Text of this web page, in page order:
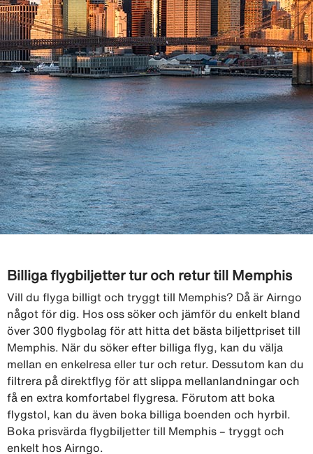
Billiga flygbiljetter tur och retur till Memphis
Vill du flyga billigt och tryggt till Memphis? Då är Airngo
något för dig. Hos oss söker och jämför du enkelt bland
över 300 flygbolag för att hitta det bästa biljettpriset till
Memphis. När du söker efter billiga flyg, kan du välja
mellan en enkelresa eller tur och retur. Dessutom kan du
filtrera på direktflyg för att slippa mellanlandningar och
få en extra komfortabel flygresa. Förutom att boka
flygstol, kan du även boka billiga boenden och hyrbil.
Boka prisvärda flygbiljetter till Memphis – tryggt och
enkelt hos Airngo.